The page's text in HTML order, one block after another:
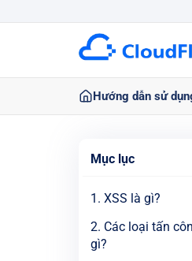
Hướng dẫn sử
Mục lục
1. XSS là gì?
2. Các loại tấn
gì?